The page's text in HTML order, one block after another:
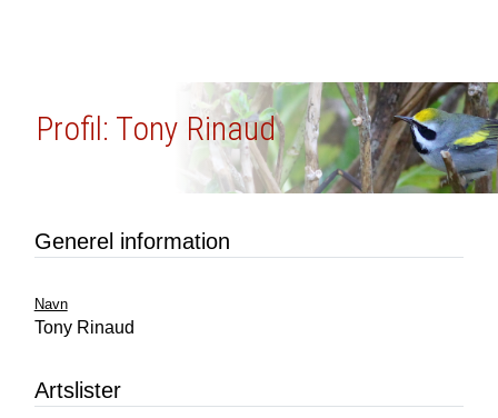
Profil: Tony Rinaud
Generel information
Navn
Tony Rinaud
Artslister